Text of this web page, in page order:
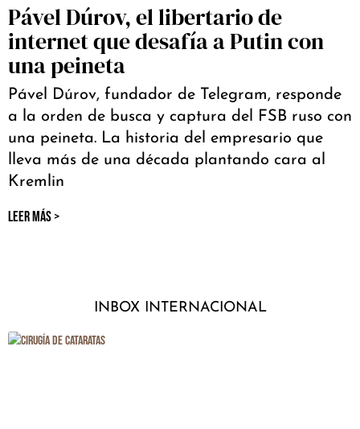
Pável Dúrov, el libertario de
internet que desafía a Putin con
una peineta
Pável Dúrov, fundador de Telegram, responde
a la orden de busca y captura del FSB ruso con
una peineta. La historia del empresario que
lleva más de una década plantando cara al
Kremlin
LEER MÁS >
INBOX INTERNACIONAL